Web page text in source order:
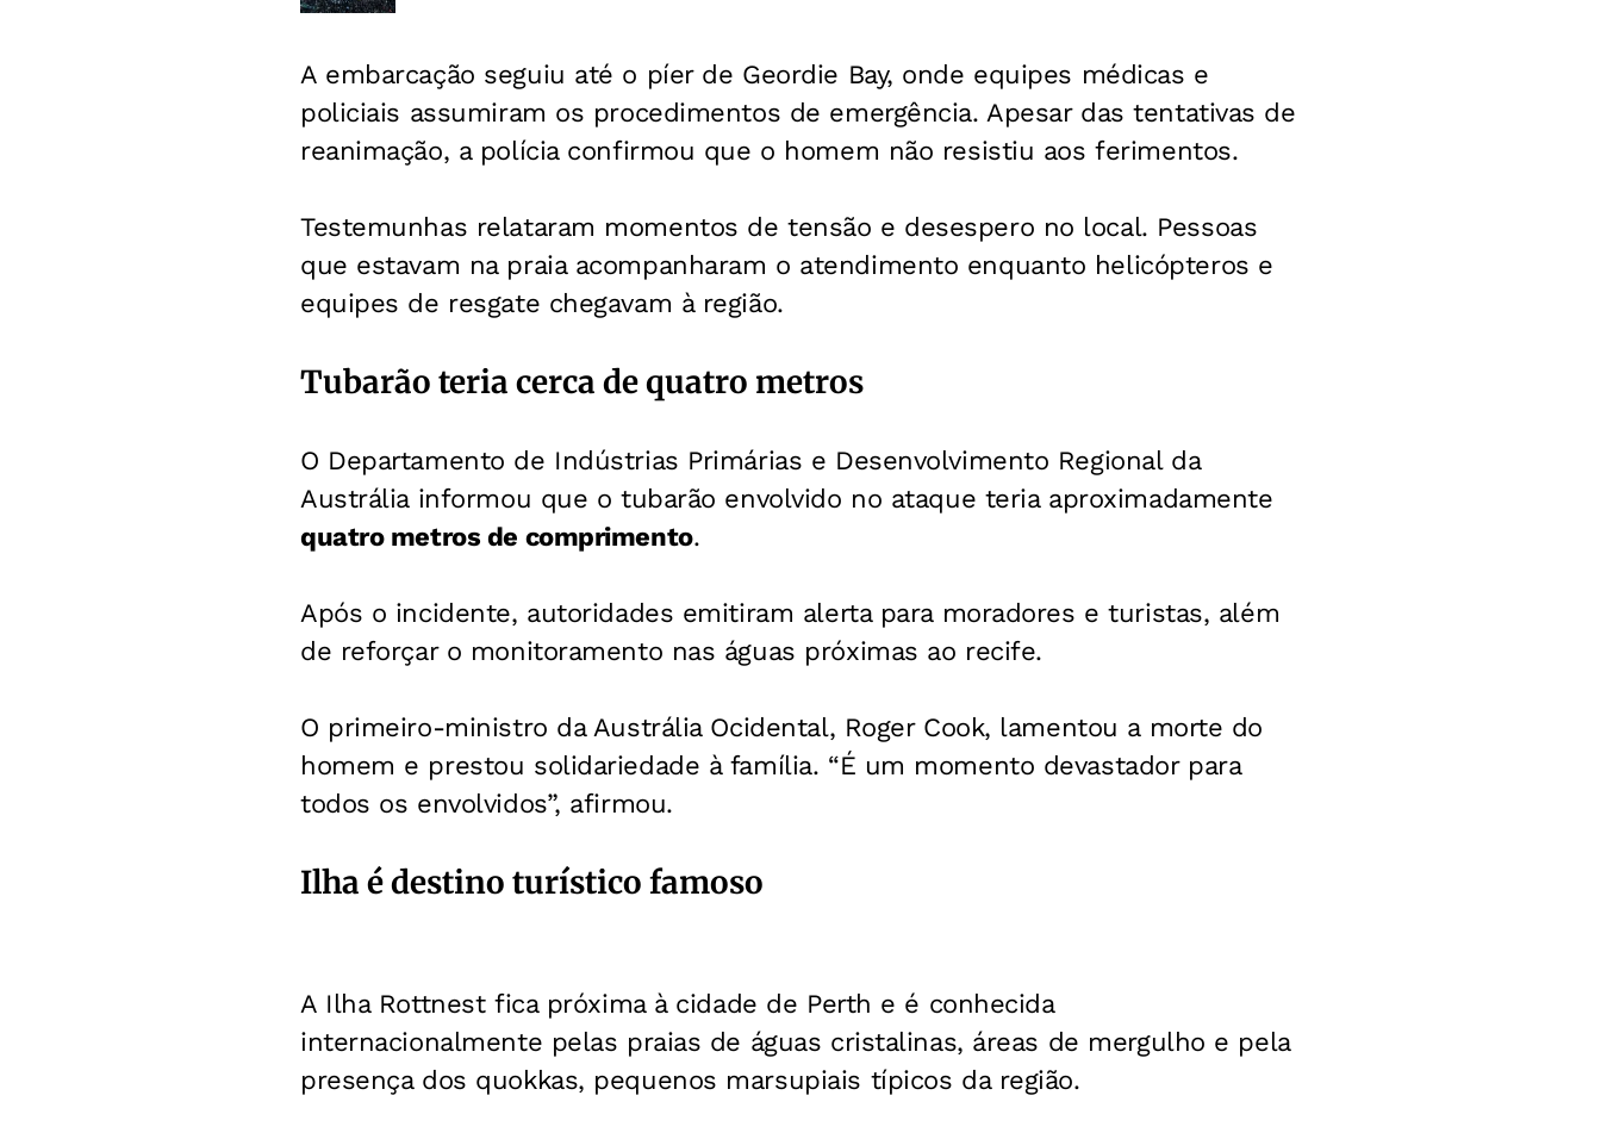
A embarcação seguiu até o píer de Geordie Bay, onde equipes médicas e
policiais assumiram os procedimentos de emergência.Apesar das tentativas de
reanimação, a polícia confirmou que o homem não resistiu aos ferimentos.
Testemunhas relataram momentos de tensão e desespero no local. Pessoas
que estavam na praia acompanharam o atendimento enquanto helicópteros e
equipes de resgate chegavam à região.
Tubarão teria cerca de quatro metros
O Departamento de Indústrias Primárias e Desenvolvimento Regional da
Austrália informou que o tubarão envolvido no ataque teria aproximadamente
quatro metros de comprimento.
Após o incidente, autoridades emitiram alerta para moradores e turistas, além
de reforçar o monitoramento nas águas próximas ao recife.
O primeiro-ministro da Austrália Ocidental, Roger Cook, lamentou a morte do
homem e prestou solidariedade à família. “É um momento devastador para
todos os envolvidos”, afirmou.
Ilha é destino turístico famoso
A Ilha Rottnest fica próxima à cidade de Perth e é conhecida
internacionalmente pelas praias de águas cristalinas, áreas de mergulho e pela
presença dos quokkas, pequenos marsupiais típicos da região.